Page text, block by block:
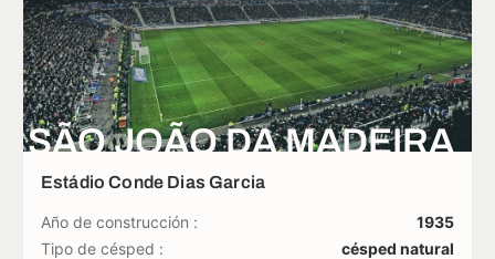
SÃO JOÃO DA MADEIRA
Estádio Conde Dias Garcia
Año de construcción :
1935
Tipo de césped :
césped natural